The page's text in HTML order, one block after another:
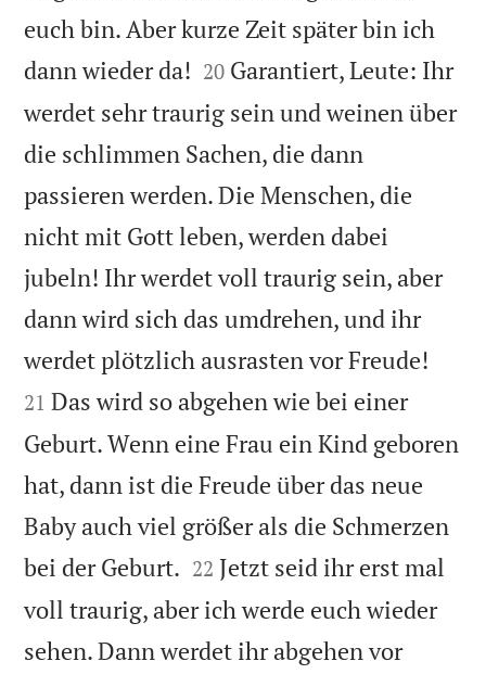
euch bin. Aber kurze Zeit später bin ich
dann wieder da! 

20 Garantiert, Leute: Ihr
werdet sehr traurig sein und weinen über
die schlimmen Sachen, die dann
passieren werden. Die Menschen, die
nicht mit Gott leben, werden dabei
jubeln! Ihr werdet voll traurig sein, aber
dann wird sich das umdrehen, und ihr
werdet plötzlich ausrasten vor Freude!
21 Das wird so abgehen wie bei einer
Geburt. Wenn eine Frau ein Kind geboren
hat, dann ist die Freude über das neue
Baby auch viel größer als die Schmerzen
bei der Geburt. 

22 Jetzt seid ihr erst mal
voll traurig, aber ich werde euch wieder
sehen. Dann werdet ihr abgehen vor